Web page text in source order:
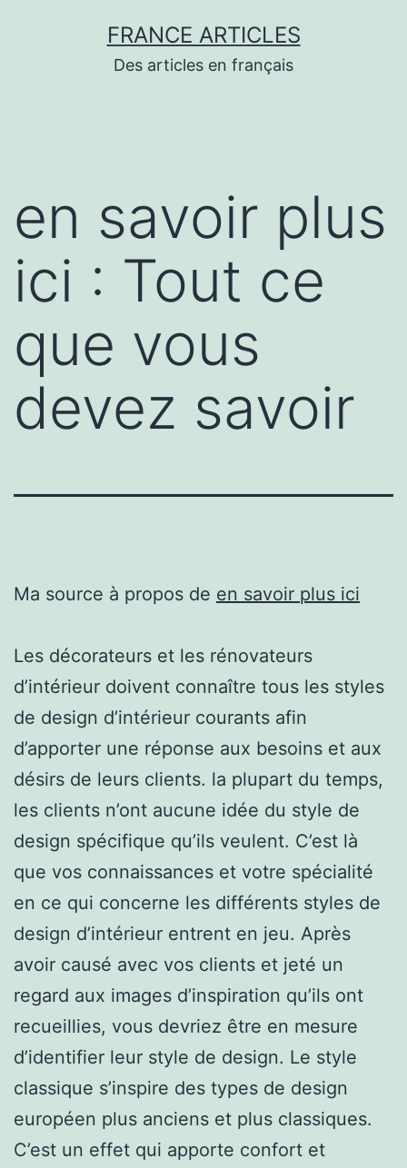
FRANCE ARTICLES
Des articles en français
en savoir plus
ici : Tout ce
que vous
devez savoir
Ma source à propos de en savoir plus ici
Les décorateurs et les rénovateurs
d’intérieur doivent connaître tous les styles
de design d’intérieur courants afin
d’apporter une réponse aux besoins et aux
désirs de leurs clients. la plupart du temps,
les clients n’ont aucune idée du style de
design spécifique qu’ils veulent. C’est là
que vos connaissances et votre spécialité
en ce qui concerne les différents styles de
design d’intérieur entrent en jeu. Après
avoir causé avec vos clients et jeté un
regard aux images d’inspiration qu’ils ont
recueillies, vous devriez être en mesure
d’identifier leur style de design. Le style
classique s’inspire des types de design
européen plus anciens et plus classiques.
C’est un effet qui apporte confort et